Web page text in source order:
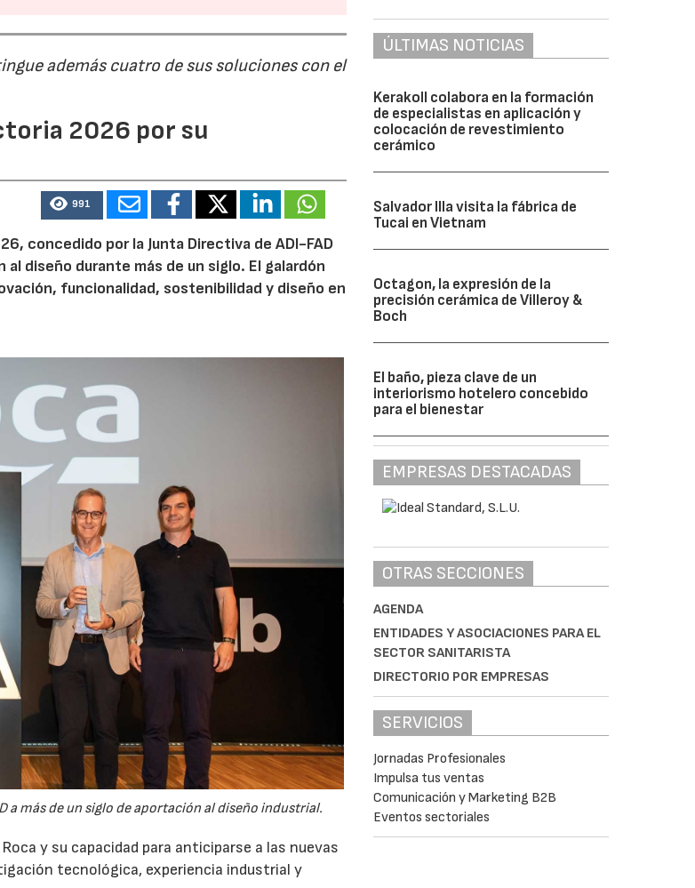
además cuatro de sus soluciones con el
2026 por su
991
concedido por la Junta Directiva de ADI-FAD
diseño durante más de un siglo. El galardón
funcionalidad, sostenibilidad y diseño en
más de un siglo de aportación al diseño industrial.
y su capacidad para anticiparse a las nuevas
tecnológica, experiencia industrial y
ÚLTIMAS NOTICIAS
Kerakoll colabora en la formación
de especialistas en aplicación y
colocación de revestimiento
cerámico
Salvador Illa visita la fábrica de
Tucai en Vietnam
Octagon, la expresión de la
precisión cerámica de Villeroy &
Boch
El baño, pieza clave de un
interiorismo hotelero concebido
para el bienestar
EMPRESAS DESTACADAS
OTRAS SECCIONES
AGENDA
ENTIDADES Y ASOCIACIONES PARA EL
SECTOR SANITARISTA
DIRECTORIO POR EMPRESAS
SERVICIOS
Jornadas Profesionales
Impulsa tus ventas
Comunicación y Marketing B2B
Eventos sectoriales